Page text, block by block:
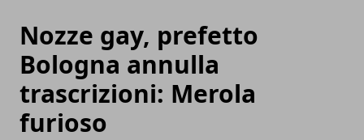
Nozze gay, prefetto
Bologna annulla
trascrizioni: Merola
furioso